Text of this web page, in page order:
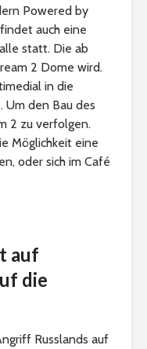
Powered by
auch eine
statt. Die ab
2 Dome wird.
in die
den Bau des
2 zu verfolgen.
Möglichkeit eine
oder sich im Café
auf
die
Russlands auf